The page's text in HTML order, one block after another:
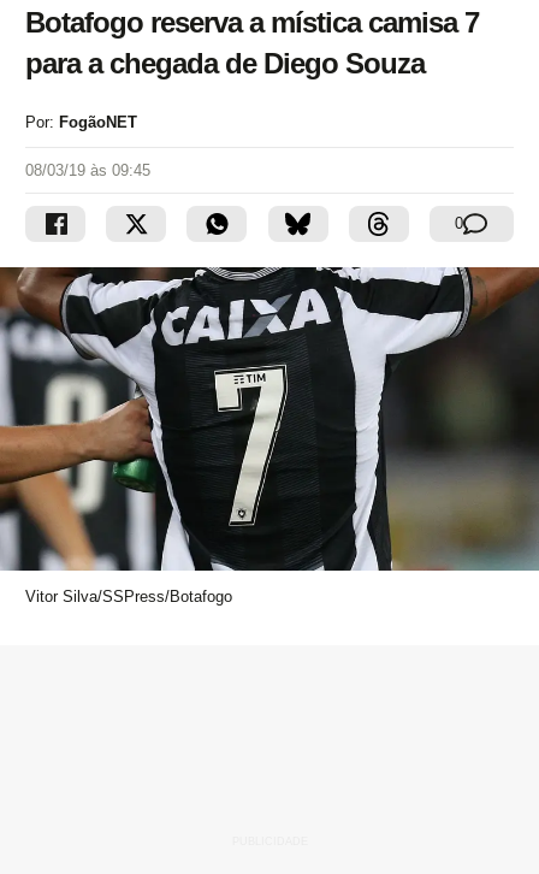
Botafogo reserva a mística camisa 7
para a chegada de Diego Souza
Por: FogãoNET
08/03/19 às 09:45
0
Vitor Silva/SSPress/Botafogo